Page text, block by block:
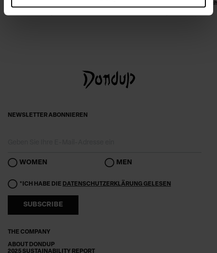
Slim-Fit Jeans Coco aus
THE COMPANY
ABOUT DONDUP
2025 SUSTAINABILITY REPORT
NEWSLETTER ABONNIEREN
WOMEN MEN
*ICH HABE DIE DATENSCHUTZERKLÄRUNG GELESEN
SUBSCRIBE